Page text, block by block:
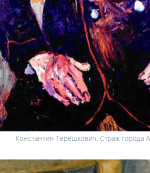
Константин Терешкович. Страж города